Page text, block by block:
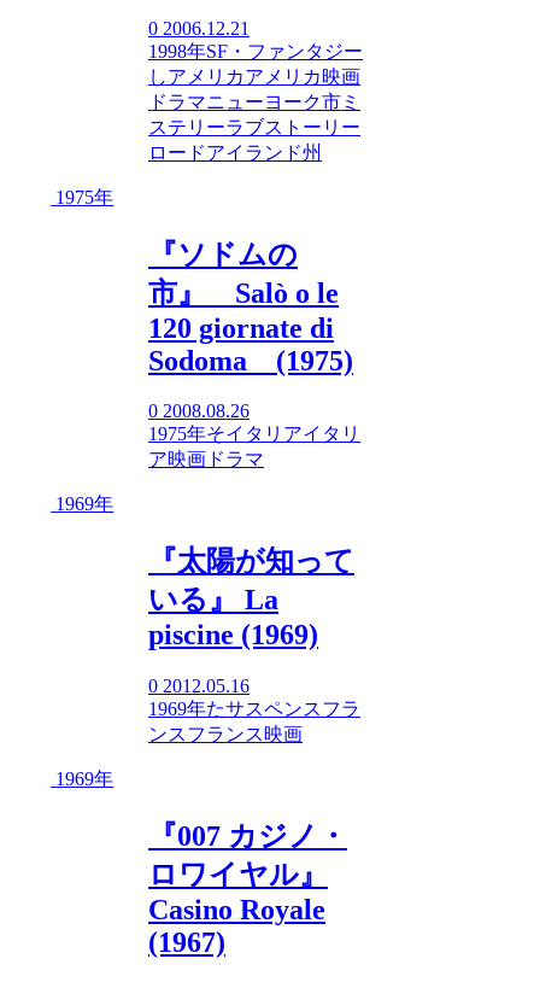
0 2006.12.21
1998年SF・ファンタジー
しアメリカアメリカ映画
ドラマニューヨーク市 ミ
ステリーラブストーリー
ロードアイランド州
1975年
『ソドムの
市』 Salò o le
120 giornate di
Sodoma (1975)
0 2008.08.26
1975年そイタリアイタリ
ア映画 ドラマ
1969年
『太陽が知って
いる』 La
piscine (1969)
0 2012.05.16
1969年たサスペンスフラ
ンスフランス映画
1969年
『007 カジノ・
ロワイヤル』
Casino Royale
(1967)